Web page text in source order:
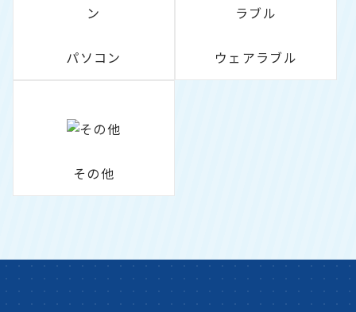
パソコン ウェアラブル
その他